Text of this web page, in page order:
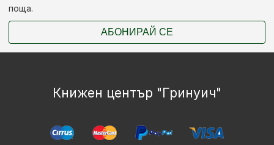
поща.
АБОНИРАЙ СЕ
Книжен център "Гринуич"